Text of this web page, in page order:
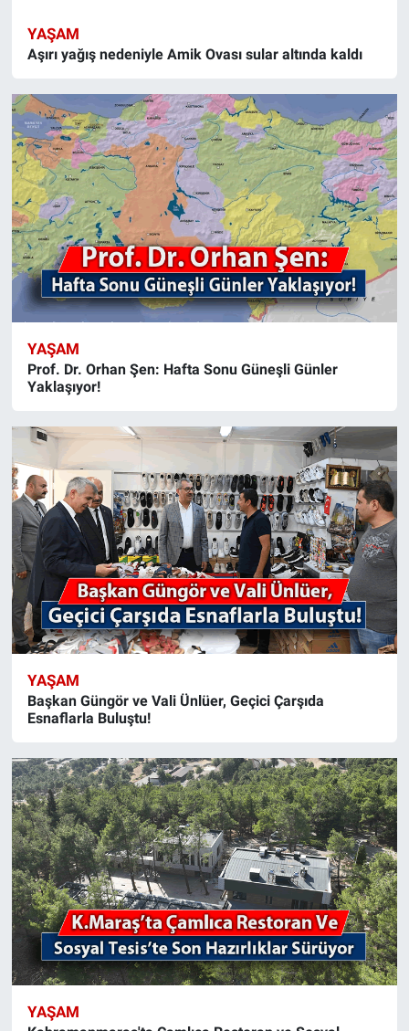
YAŞAM
Aşırı yağış nedeniyle Amik Ovası sular altında kaldı
YAŞAM
Prof. Dr. Orhan Şen: Hafta Sonu Güneşli Günler
Yaklaşıyor!
YAŞAM
Başkan Güngör ve Vali Ünlüer, Geçici Çarşıda
Esnaflarla Buluştu!
YAŞAM